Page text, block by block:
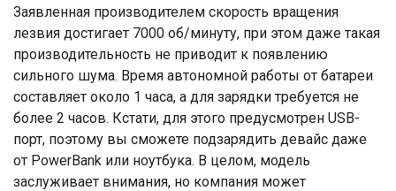
Заявленная производителем скорость вращения
лезвия достигает 7000 об/минуту, при этом даже такая
производительность не приводит к появлению
сильного шума. Время автономной работы от батареи
составляет около 1 часа, а для зарядки требуется не
более 2 часов. Кстати, для этого предусмотрен USB-
порт, поэтому вы сможете подзарядить девайс даже
от PowerBank или ноутбука. В целом, модель
заслуживает внимания, но компания может